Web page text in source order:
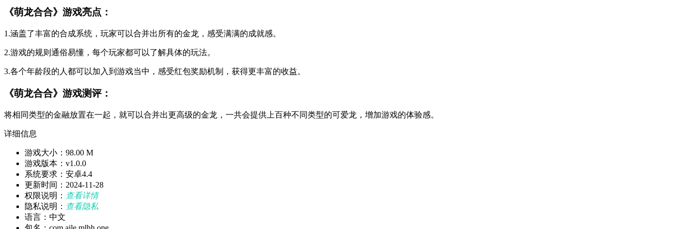
《萌龙合合》游戏亮点：
1.涵盖了丰富的合成系统，玩家可以合并出所有的金龙，感受满满的成就感。
2.游戏的规则通俗易懂，每个玩家都可以了解具体的玩法。
3.各个年龄段的人都可以加入到游戏当中，感受红包奖励机制，获得更丰富的收益。
《萌龙合合》游戏测评：
将相同类型的金融放置在一起，就可以合并出更高级的金龙，一共会提供上百种不同类型的可爱龙，增加游戏的体验感。
详细信息
游戏大小：98.00 M
游戏版本：v1.0.0
系统要求：安卓4.4
更新时间：2024-11-28
权限说明： 查看详情
隐私说明： 查看隐私
语言：中文